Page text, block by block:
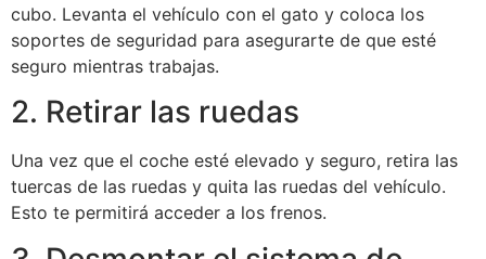
cubo. Levanta el vehículo con el gato y coloca los
soportes de seguridad para asegurarte de que esté
seguro mientras trabajas.
2. Retirar las ruedas
Una vez que el coche esté elevado y seguro, retira las
tuercas de las ruedas y quita las ruedas del vehículo.
Esto te permitirá acceder a los frenos.